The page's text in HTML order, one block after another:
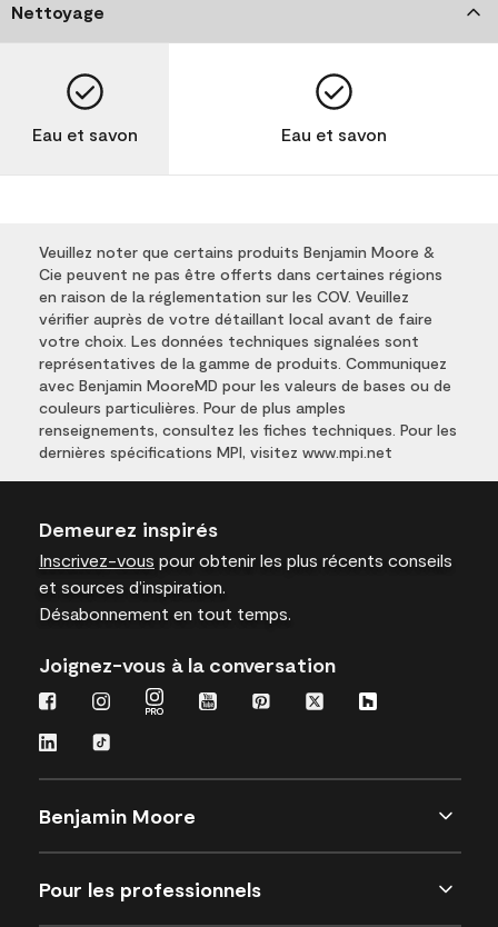
Nettoyage
Eau et savon Eau et savon
Veuillez noter que certains produits Benjamin Moore &
Cie peuvent ne pas être offerts dans certaines régions
en raison de la réglementation sur les COV. Veuillez
vérifier auprès de votre détaillant local avant de faire
votre choix. Les données techniques signalées sont
représentatives de la gamme de produits. Communiquez
avec Benjamin MooreMD pour les valeurs de bases ou de
couleurs particulières. Pour de plus amples
renseignements, consultez les fiches techniques. Pour les
dernières spécifications MPI, visitez www.mpi.net
Demeurez inspirés
Inscrivez-vous pour obtenir les plus récents conseils
et sources d’inspiration.
Désabonnement en tout temps.
Joignez-vous à la conversation
Benjamin Moore
Pour les professionnels